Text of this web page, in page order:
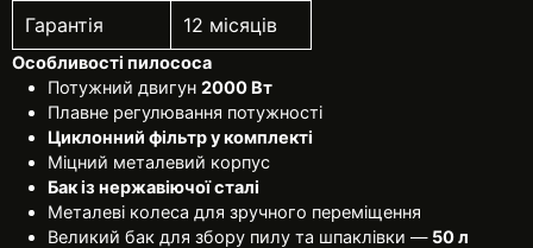
Гарантія 12 місяців
Особливості пилососа
Потужний двигун 2000 Вт
Плавне регулювання потужності
Циклонний фільтр у комплекті
Міцний металевий корпус
Бак із нержавіючої сталі
Металеві колеса для зручного переміщення
Великий бак для збору пилу та шпаклівки — 50 л